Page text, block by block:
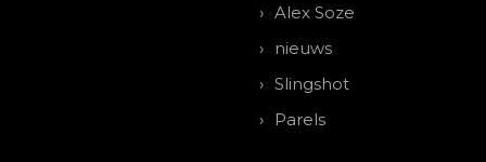
Alex Soze
nieuws
Slingshot
Parels